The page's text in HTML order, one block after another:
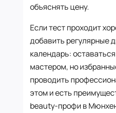
объяснять цену.
Если тест проходит
добавить регулярные
календарь:
мастером, но
проводить
этом и есть
beauty-профи в